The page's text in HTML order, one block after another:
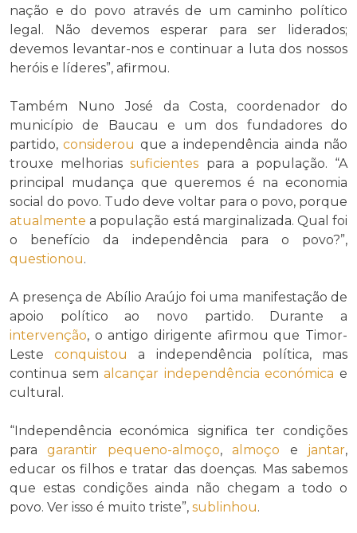
nação e do povo através de um caminho político
legal. Não devemos esperar para ser liderados;
devemos levantar-nos e continuar a luta dos nossos
heróis e líderes”, afirmou.
Também Nuno José da Costa, coordenador do
município de Baucau e um dos fundadores do
partido,considerou que a independência ainda não
trouxe melhoriassuficientes para a população. “A
principal mudança que queremos é na economia
social do povo. Tudo deve voltar para o povo, porque
atualmente a população está marginalizada. Qual foi
o benefício da independência para o povo?”,
questionou.
A presença de Abílio Araújo foi uma manifestação de
apoio político ao novo partido. Durante a
intervenção, o antigo dirigente afirmou que Timor-
Lesteconquistou
a independência política, mas
continua semalcançar independência económica e
cultural.
“Independência económica significa ter condições
paragarantir pequeno-almoço,almoço e jantar,
educar os filhos e tratar das doenças. Mas sabemos
que estas condições ainda não chegam a todo o
povo. Ver isso é muito triste”, sublinhou.